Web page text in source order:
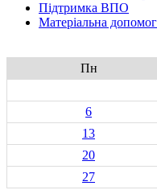
Підтримка ВПО
Матеріальна
Пн
6
13
20
27